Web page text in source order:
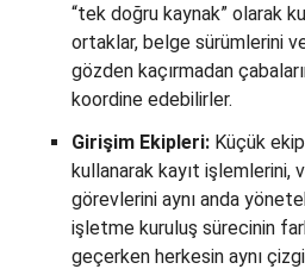
“tek doğru kaynak” olarak
ortaklar, belge sürümlerini
gözden kaçırmadan
koordine edebilirler.
Girişim Ekipleri: Küçük
kullanarak kayıt işlemlerini,
görevlerini aynı anda
işletme kuruluş sürecinin
geçerken herkesin aynı